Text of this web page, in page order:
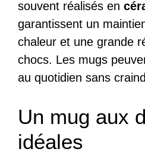
souvent réalisés en
garantissent un
chaleur et une grande
chocs. Les mugs
au quotidien sans
Un mug aux
idéales